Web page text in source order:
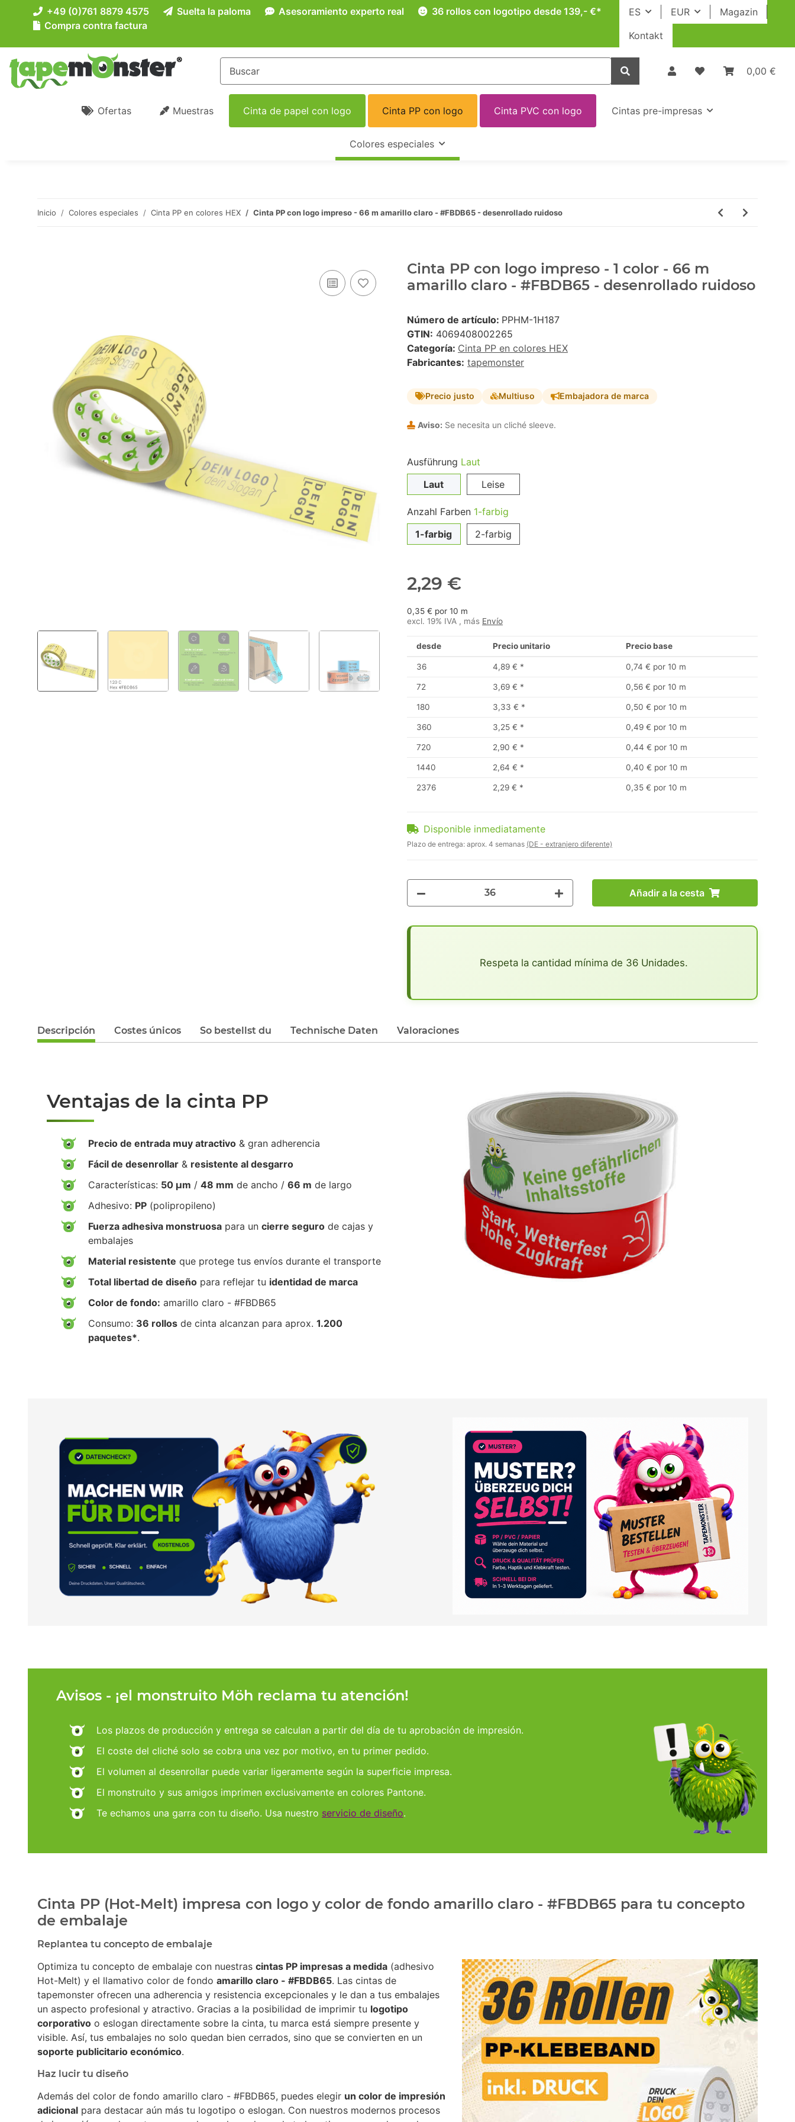
ES EUR
Magazin
Kontakt
+49 (0)761 8879 4575 Suelta la paloma Asesoramiento experto real
36 rollos con logotipo desde 139,- €*
Compra contra factura
0,00 €
Ofertas Muestras Cinta de papel con logo Cinta PP con logo Cinta PVC con logo Cintas pre-impresas
Colores especiales
Inicio Colores especiales Cinta PP en colores HEX Cinta PP con logo impreso - 66 m amarillo claro - #FBDB65 - desenrollado ruidoso
Cinta PP con logo impreso - 1 color - 66 m
amarillo claro - #FBDB65 - desenrollado ruidoso
Número de artículo: PPHM-1H187
GTIN: 4069408002265
Categoría: Cinta PP en colores HEX
Fabricantes: tapemonster
Precio justo Multiuso Embajadora de marca
Aviso: Se necesita un cliché sleeve.
Ausführung Laut
Laut
Leise
Anzahl Farben 1-farbig
1-farbig
2-farbig
2,29 €
0,35 € por 10 m
excl. 19% IVA , más Envío
desde Precio unitario Precio base
36 4,89 € * 0,74 € por 10 m
72 3,69 € * 0,56 € por 10 m
180 3,33 € * 0,50 € por 10 m
360 3,25 € * 0,49 € por 10 m
720 2,90 € * 0,44 € por 10 m
1440 2,64 € * 0,40 € por 10 m
2376 2,29 € * 0,35 € por 10 m
Disponible inmediatamente
Plazo de entrega: aprox. 4 semanas (DE - extranjero diferente)
Añadir a la cesta
Respeta la cantidad mínima de 36 Unidades.
Descripción Costes únicos So bestellst du Technische Daten Valoraciones
Ventajas de la cinta PP
Precio de entrada muy atractivo & gran adherencia
Fácil de desenrollar & resistente al desgarro
Características: 50 µm / 48 mm de ancho / 66 m de largo
Adhesivo: PP (polipropileno)
Fuerza adhesiva monstruosa para un cierre seguro de cajas y
embalajes
Material resistente que protege tus envíos durante el transporte
Total libertad de diseño para reflejar tu identidad de marca
Color de fondo: amarillo claro - #FBDB65
Consumo: 36 rollos de cinta alcanzan para aprox. 1.200
paquetes*.
Avisos - ¡el monstruito Möh reclama tu atención!
Los plazos de producción y entrega se calculan a partir del día de tu aprobación de impresión.
El coste del cliché solo se cobra una vez por motivo, en tu primer pedido.
El volumen al desenrollar puede variar ligeramente según la superficie impresa.
El monstruito y sus amigos imprimen exclusivamente en colores Pantone.
Te echamos una garra con tu diseño. Usa nuestro servicio de diseño.
Cinta PP (Hot-Melt) impresa con logo y color de fondo amarillo claro - #FBDB65 para tu concepto
de embalaje
Replantea tu concepto de embalaje
Optimiza tu concepto de embalaje con nuestras cintas PP impresas a medida (adhesivo
Hot-Melt) y el llamativo color de fondo amarillo claro - #FBDB65. Las cintas de
tapemonster ofrecen una adherencia y resistencia excepcionales y le dan a tus embalajes
un aspecto profesional y atractivo. Gracias a la posibilidad de imprimir tu logotipo
corporativo o eslogan directamente sobre la cinta, tu marca está siempre presente y
visible. Así, tus embalajes no solo quedan bien cerrados, sino que se convierten en un
soporte publicitario económico.
Haz lucir tu diseño
Además del color de fondo amarillo claro - #FBDB65, puedes elegir un color de impresión
adicional para destacar aún más tu logotipo o eslogan. Con nuestros modernos procesos